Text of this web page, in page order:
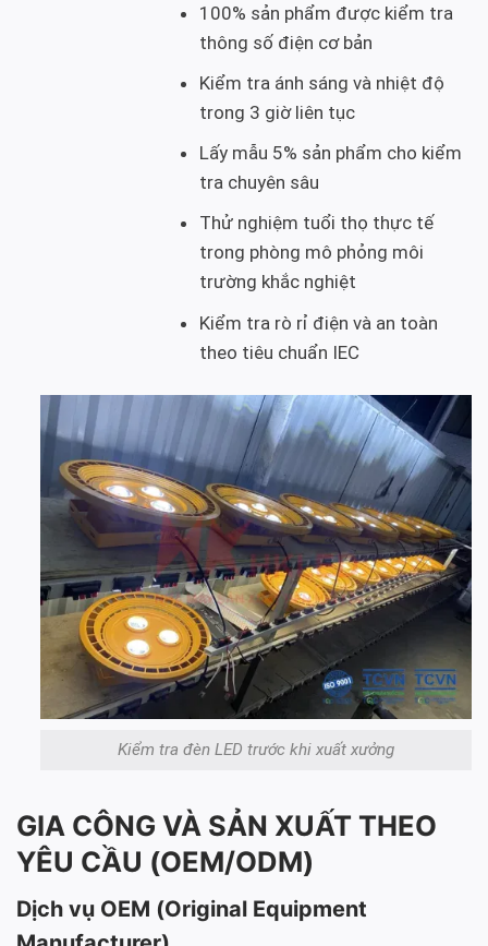
100% sản phẩm được kiểm tra
thông số điện cơ bản
Kiểm tra ánh sáng và nhiệt độ
trong 3 giờ liên tục
Lấy mẫu 5% sản phẩm cho kiểm
tra chuyên sâu
Thử nghiệm tuổi thọ thực tế
trong phòng mô phỏng môi
trường khắc nghiệt
Kiểm tra rò rỉ điện và an toàn
theo tiêu chuẩn IEC
Kiểm tra đèn LED trước khi xuất xưởng
GIA CÔNG VÀ SẢN XUẤT THEO
YÊU CẦU (OEM/ODM)
Dịch vụ OEM (Original Equipment